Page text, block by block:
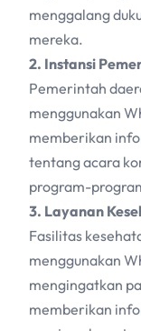
menggalang
mereka.
2. Instansi
Pemerintah
menggunakan
memberikan
tentang acara
program-
3. Layanan
Fasilitas
menggunakan
mengingatkan
memberikan